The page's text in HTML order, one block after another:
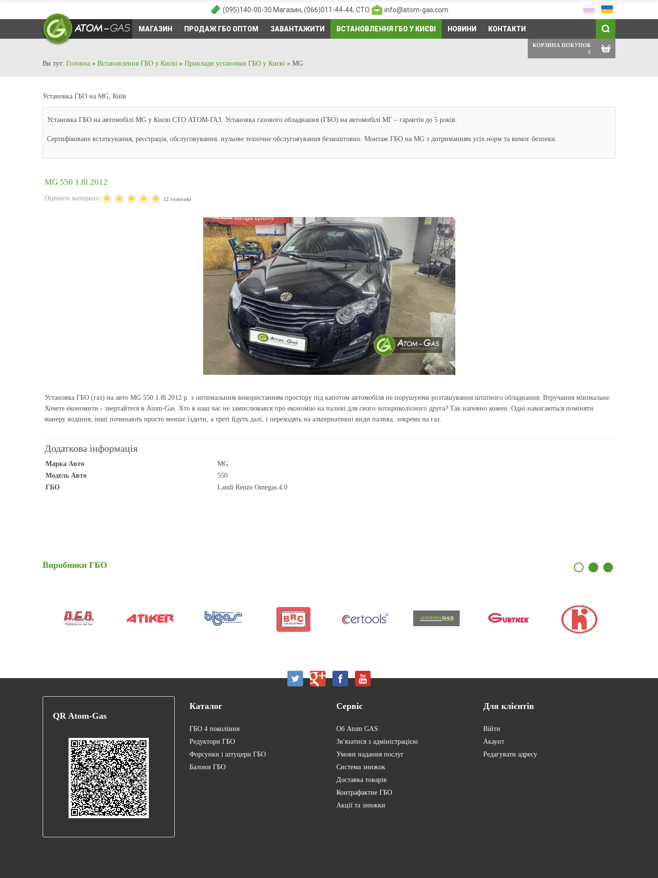
(095)140-00-30 Магазин, (066)011-44-44, СТО info@atom-gas.com
МАГАЗИН ПРОДАЖ ГБО ОПТОМ ЗАВАНТАЖИТИ ВСТАНОВЛЕННЯ ГБО У КИЄВІ НОВИНИ КОНТАКТИ
КОРЗИНА ПОКУПОК
0
Ви тут: Головна » Встановлення ГБО у Києві » Приклади установки ГБО у Києві » MG
Установка ГБО на MG, Київ
Установка ГБО на автомобілі MG у Києві СТО АТОМ-ГАЗ. Установка газового обладнання (ГБО) на автомобілі МГ – гарантія до 5 років.
Сертифіковане встаткування, реєстрація, обслуговування. нульове технічне обслуговування безкоштовно. Монтаж ГБО на MG з дотриманням усіх норм та вимог безпеки.
MG 550 1.8l 2012
Оцените материал (2 голосов)
Установка ГБО (газ) на авто MG 550 1.8l 2012 р. з оптимальним використанням простору під капотом автомобіля не порушуючи розташування штатного обладнання. Втручання мінімальне.
Хочете економити - звертайтеся в Atom-Gas. Хто в наш час не замислювався про економію на паливі для свого чотириколісного друга? Так напевно кожен. Одні намагаються поміняти
манеру водіння, інші починають просто менше їздити, а треті йдуть далі, і переходять на альтернативні види палива, зокрема на газ.
Додаткова інформація
Марка Авто
MG
Модель Авто
550
ГБО
Landi Renzo Omegas 4.0
Виробники ГБО
QR Atom-Gas
Каталог
ГБО 4 покоління
Редуктори ГБО
Форсунки і штуцери ГБО
Балони ГБО
Сервіс
Об Atom GAS
Зв'язатися з адміністрацією
Умови надання послуг
Система знижок
Доставка товарів
Контрафактне ГБО
Акції та знижки
Для клієнтів
Війти
Акаунт
Редагувати адресу